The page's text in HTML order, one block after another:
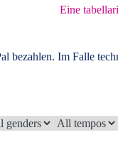
Eine
bezahlen. Im Falle